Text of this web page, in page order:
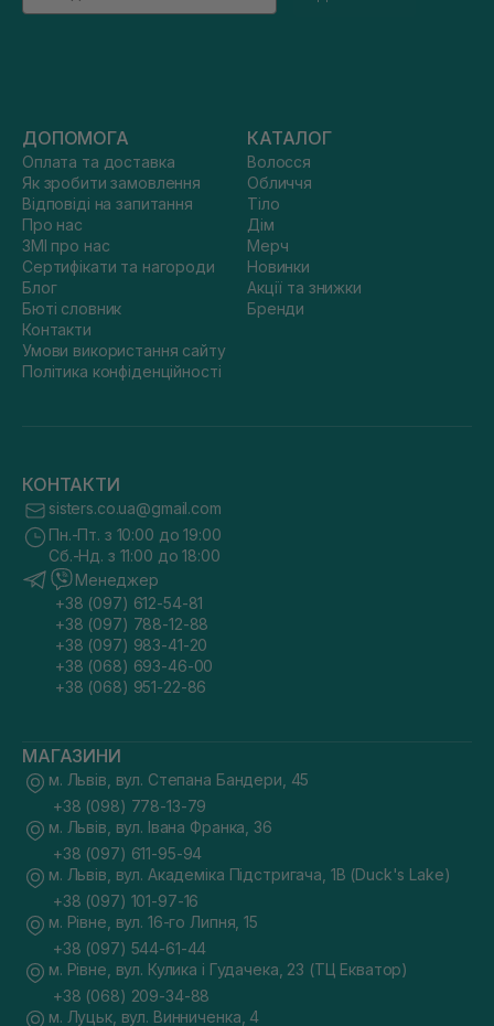
ДОПОМОГА
Оплата та доставка
Як зробити замовлення
Відповіді на запитання
Про нас
ЗМІ про нас
Сертифікати та нагороди
Блог
Бюті словник
Контакти
Умови використання сайту
Політика конфіденційності
КАТАЛОГ
Волосся
Обличчя
Тіло
Дім
Мерч
Новинки
Акції та знижки
Бренди
КОНТАКТИ
sisters.co.ua@gmail.com
Пн.-Пт. з 10:00 до 19:00
Сб.-Нд. з 11:00 до 18:00
Менеджер
+38 (097) 612-54-81
+38 (097) 788-12-88
+38 (097) 983-41-20
+38 (068) 693-46-00
+38 (068) 951-22-86
МАГАЗИНИ
м. Львів, вул. Степана Бандери, 45
+38 (098) 778-13-79
м. Львів, вул. Івана Франка, 36
+38 (097) 611-95-94
м. Львів, вул. Академіка Підстригача, 1В (Duck's Lake)
+38 (097) 101-97-16
м. Рівне, вул. 16-го Липня, 15
+38 (097) 544-61-44
м. Рівне, вул. Кулика і Гудачека, 23 (ТЦ Екватор)
+38 (068) 209-34-88
м. Луцьк, вул. Винниченка, 4